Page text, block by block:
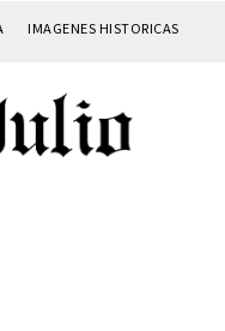
IMAGENES HISTORICAS